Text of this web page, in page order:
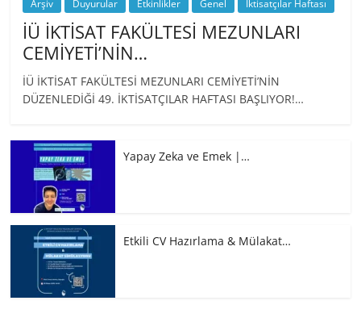
Arşiv Duyurular Etkinlikler Genel İktisatçılar Haftası
İÜ İKTİSAT FAKÜLTESİ MEZUNLARI
CEMİYETİ’NİN…
İÜ İKTİSAT FAKÜLTESİ MEZUNLARI CEMİYETİ’NİN
DÜZENLEDİĞİ 49. İKTİSATÇILAR HAFTASI BAŞLIYOR!…
Yapay Zeka ve Emek |…
Etkili CV Hazırlama & Mülakat…